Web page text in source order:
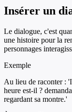
Insérer un
Le dialogue, c'est
une histoire pour la
personnages
Exemple
Au lieu de raconter :
heure est-il ?
regardant sa montre.'